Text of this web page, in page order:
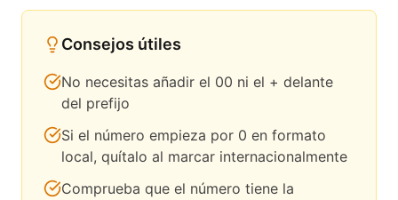
Consejos útiles
No necesitas añadir el 00 ni el + delante
del prefijo
Si el número empieza por 0 en formato
local, quítalo al marcar internacionalmente
Comprueba que el número tiene la